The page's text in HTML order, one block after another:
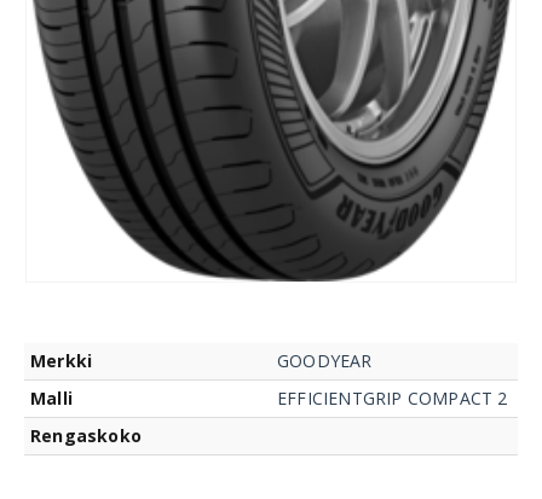
Merkki
GOODYEAR
Malli
EFFICIENTGRIP COMPACT 2
Rengaskoko